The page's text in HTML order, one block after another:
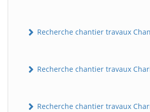
Recherche chantier travaux
Recherche chantier travaux
Recherche chantier travaux